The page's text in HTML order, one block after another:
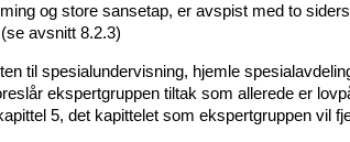
og store sansetap, er avspist med to
avsnitt 8.2.3)
til spesialundervisning, hjemle
ekspertgruppen tiltak som allerede er
5, det kapittelet som ekspertgruppen vil